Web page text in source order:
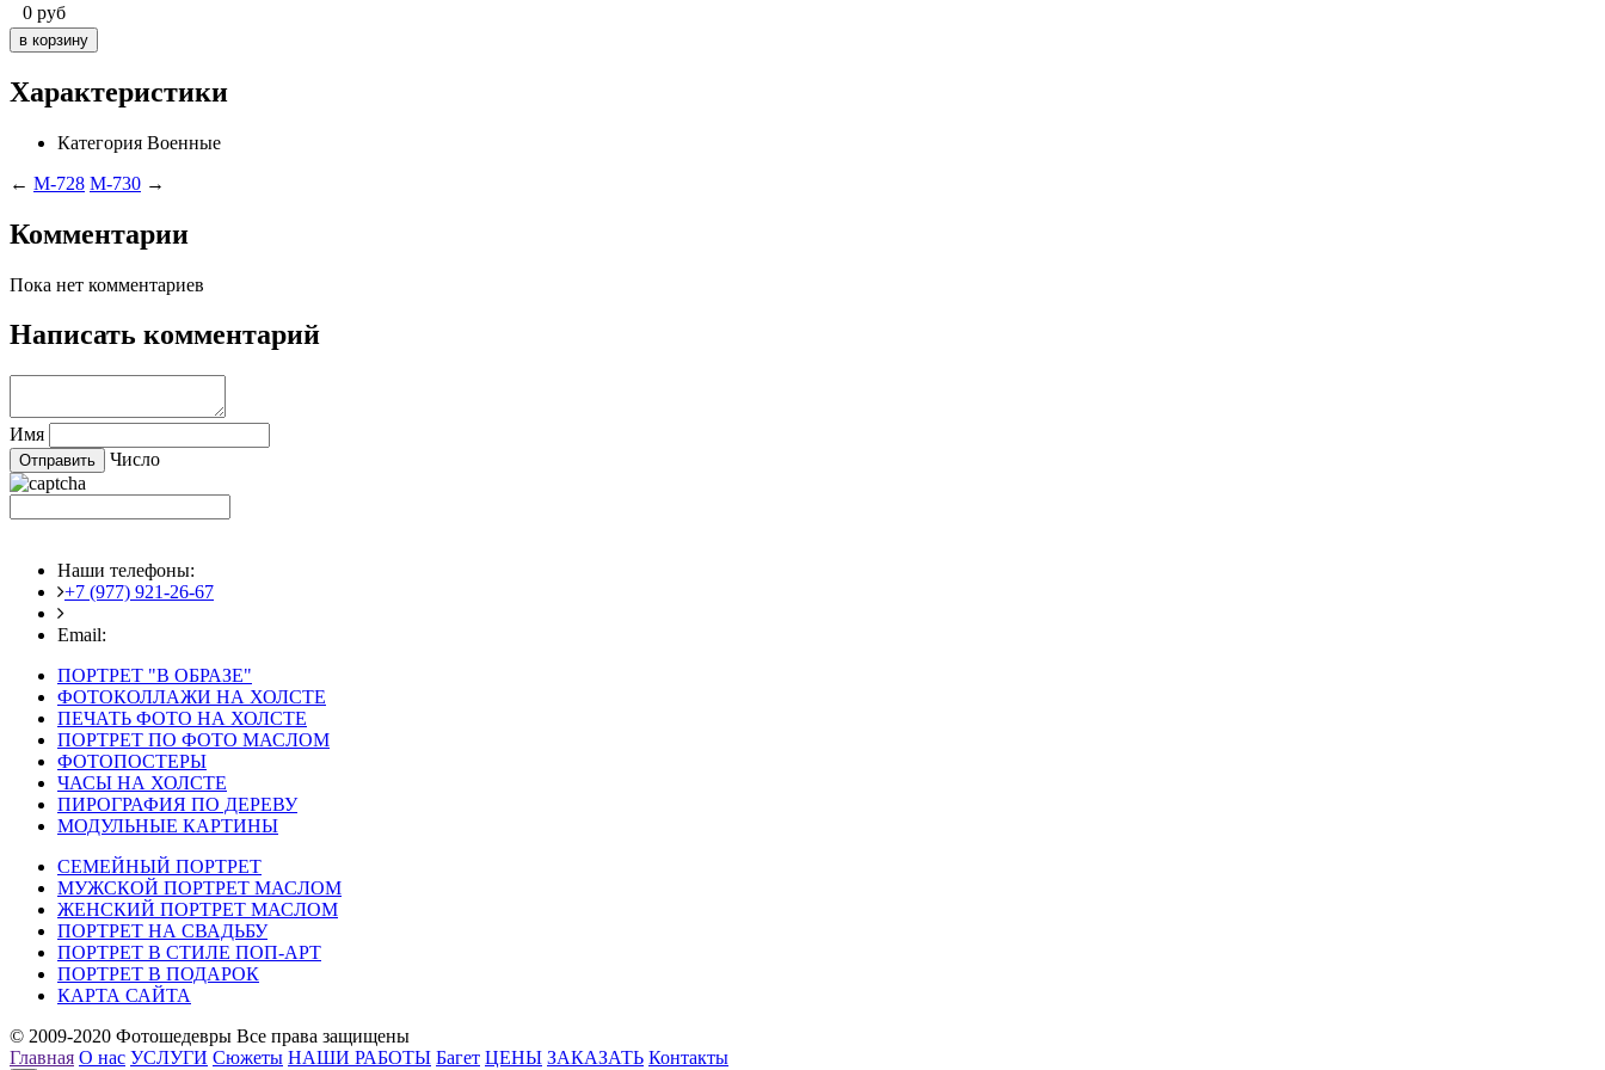
0 руб
Характеристики
Категория Военные
← M-728 M-730 →
Комментарии
Пока нет комментариев
Написать комментарий
Имя
Число
Наши телефоны:
+7 (977) 921-26-67
Email:
ПОРТРЕТ "В ОБРАЗЕ"
ФОТОКОЛЛАЖИ НА ХОЛСТЕ
ПЕЧАТЬ ФОТО НА ХОЛСТЕ
ПОРТРЕТ ПО ФОТО МАСЛОМ
ФОТОПОСТЕРЫ
ЧАСЫ НА ХОЛСТЕ
ПИРОГРАФИЯ ПО ДЕРЕВУ
МОДУЛЬНЫЕ КАРТИНЫ
СЕМЕЙНЫЙ ПОРТРЕТ
МУЖСКОЙ ПОРТРЕТ МАСЛОМ
ЖЕНСКИЙ ПОРТРЕТ МАСЛОМ
ПОРТРЕТ НА СВАДЬБУ
ПОРТРЕТ В СТИЛЕ ПОП-АРТ
ПОРТРЕТ В ПОДАРОК
КАРТА САЙТА
© 2009-2020 Фотошедевры Все права защищены
Главная О нас УСЛУГИ Сюжеты НАШИ РАБОТЫ Багет ЦЕНЫ ЗАКАЗАТЬ Контакты